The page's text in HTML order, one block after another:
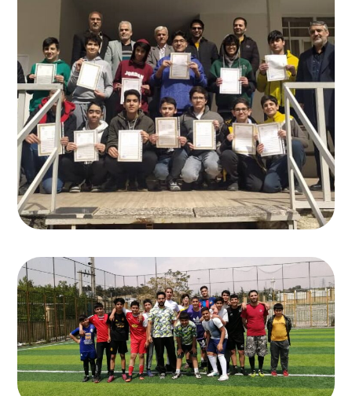
تقدیر از دانش آموزان
دبیرستان انرژی برتر,کلاس دبیرستان
اردوی تفریحی زمین چمن
فوتبال
اردوهای زیارتی و تفریحی دبیرستان,دبیرستان انرژی برتر